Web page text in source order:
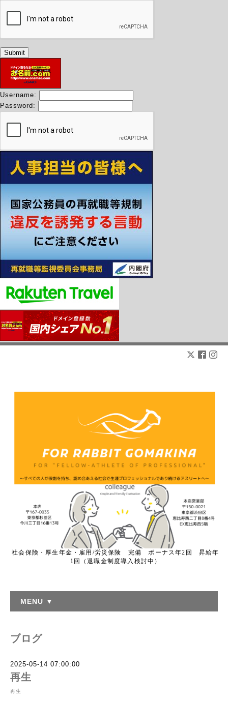
Username:
Password:
社会保険・厚生年金・雇用/労災保険 完備 ボーナス年2回 昇給年
1回（退職金制度導入検討中）
MENU ▼
ブログ
2025-05-14 07:00:00
再生
再生